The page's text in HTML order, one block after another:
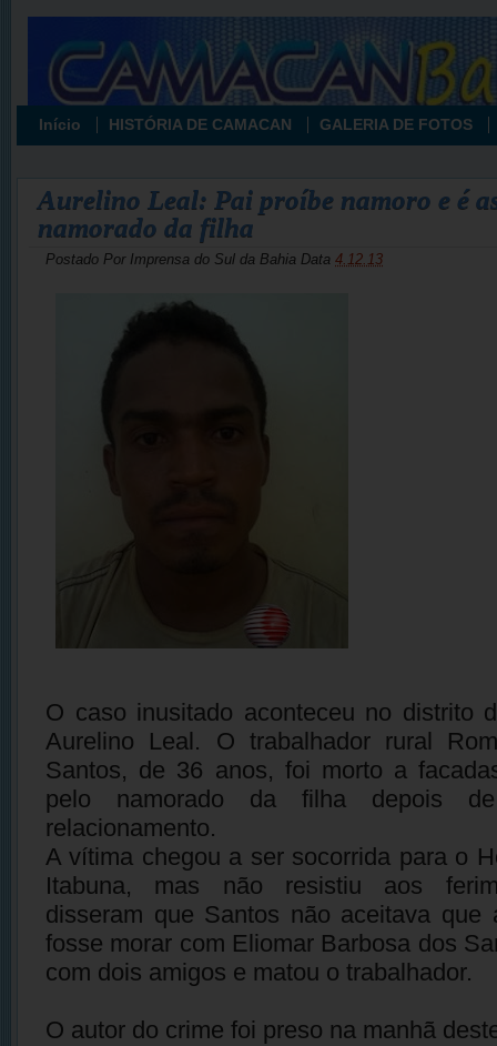
Início HISTÓRIA DE CAMACAN GALERIA DE FOTOS
Aurelino Leal: Pai proíbe namoro e é
namorado da filha
Postado Por Imprensa do Sul da Bahia Data 4.12.13
O caso inusitado aconteceu no distrito
Aurelino Leal. O trabalhador rural
Santos, de 36 anos, foi morto a
pelo namorado da filha depois
relacionamento.
A vítima chegou a ser socorrida para o
Itabuna, mas não resistiu aos
disseram que Santos não aceitava
fosse morar com Eliomar Barbosa dos
com dois amigos e matou o trabalhador.
O autor do crime foi preso na manhã